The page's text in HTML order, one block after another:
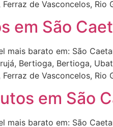
de Vasconcelos,
em São
mais barato em: São
Bertioga, Bertioga,
de Vasconcelos,
em São
mais barato em: São